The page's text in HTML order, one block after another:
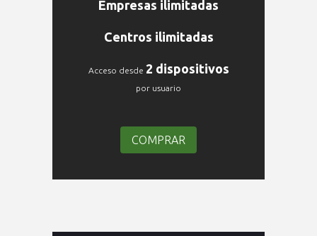
Empresas ilimitadas
Centros ilimitadas
Acceso desde 2 dispositivos
por usuario
COMPRAR